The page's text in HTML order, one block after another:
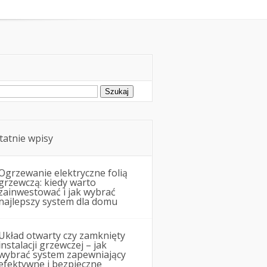
wpisy
elektryczne folią
kiedy warto
i jak wybrać
system dla domu
otwarty czy zamknięty
grzewczej – jak
system zapewniający
i bezpieczne